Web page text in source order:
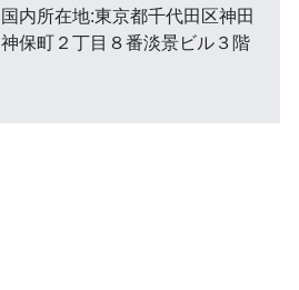
国内所在地:東京都千代田区神田
神保町２丁目８番淡景ビル３階